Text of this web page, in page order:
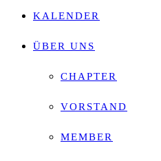
KALENDER
ÜBER UNS
CHAPTER
VORSTAND
MEMBER